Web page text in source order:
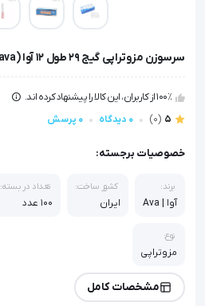
سرسوزن مزوتراپی گیج 29 طول 12 آوا (ava)
100٪ از کاربران، این کالا را پیشنهاد کرده اند.
5
(0) 0 دیدگاه 0 پرسش
خصوصیات برجسته:
برند:
آوا | Ava
کشور ساخت:
ایران
تعداد در بسته:
100 عدد
نوع:
مزوتراپی
مشخصات کامل